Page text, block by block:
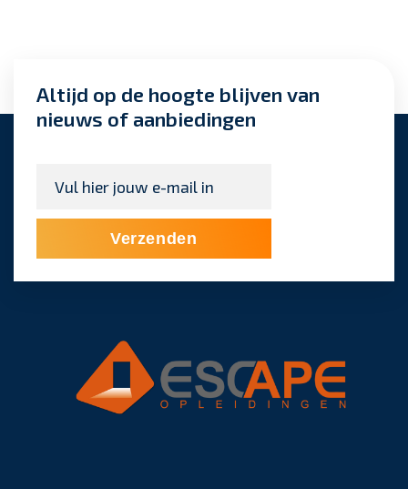
Altijd op de hoogte blijven van
nieuws of aanbiedingen
mailadres*
Verzenden